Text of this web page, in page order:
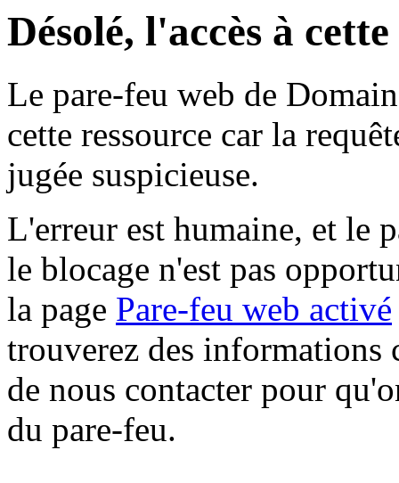
Désolé, l'accès à
Le pare-feu web de
cette ressource car la
jugée suspicieuse.
L'erreur est humaine, et le
le blocage n'est pas
la page Pare-feu web activé
trouverez des informations
de nous contacter pour
du pare-feu.